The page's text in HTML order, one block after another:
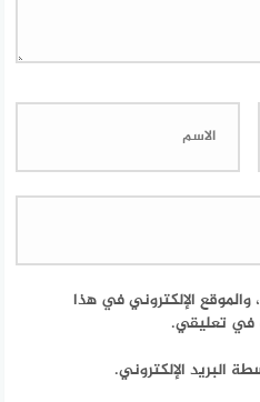
الإلكتروني في هذا
في تعليقي.
البريد الإلكتروني.